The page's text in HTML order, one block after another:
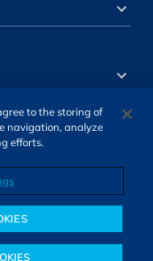
to the storing of
navigation, analyze
efforts.